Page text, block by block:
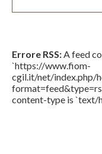
Errore RSS:A feed
`https://www.fiom-
cgil.it/net/index.php/
content-type is `text/